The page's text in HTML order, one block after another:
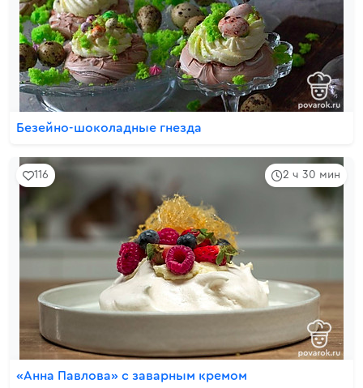
Безейно-шоколадные гнезда
2 ч 30 мин
116
«Анна Павлова» с заварным кремом